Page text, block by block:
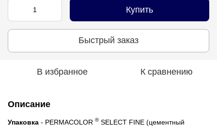
Купить
Быстрый заказ
В избранное К сравнению
Описание
Упаковка - PERMACOLOR ® SELECT FINE (цементный